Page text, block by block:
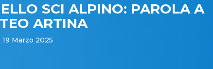
SCI ALPINO: PAROLA A
ARTINA
19 Marzo 2025